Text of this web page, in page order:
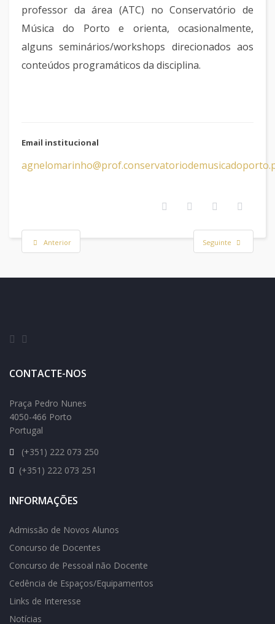
professor da área (ATC) no Conservatório de
Música do Porto e orienta, ocasionalmente,
alguns seminários/workshops direcionados aos
conteúdos programáticos da disciplina.
Email institucional
Anterior Seguinte
CONTACTE-NOS
Praça Pedro Nunes
4050-466 Porto
Portugal
(+351) 222 073 250
(+351) 222 073 251
INFORMAÇÕES
Admissão de Novos Alunos
Concurso de Docentes
Concurso de Pessoal não Docente
Cedência de Espaços/Equipamentos
Links de Interesse
Notícias